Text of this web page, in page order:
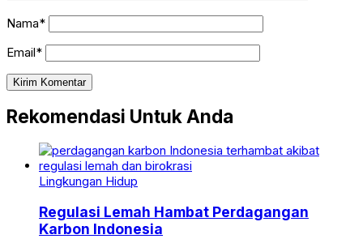
Nama*
Email*
Rekomendasi Untuk Anda
Lingkungan Hidup
Regulasi Lemah Hambat Perdagangan
Karbon Indonesia